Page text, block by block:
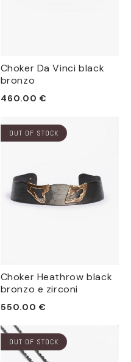
Choker Da Vinci black
bronzo
Prezzo
listino
460.00 €
Choker Heathrow black
bronzo e zirconi
Prezzo
listino
550.00 €
OUT OF STOCK
OUT OF STOCK